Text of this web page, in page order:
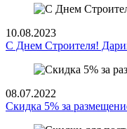
10.08.2023
С Днем Строителя!
08.07.2022
Скидка 5% за